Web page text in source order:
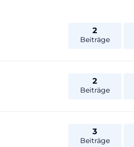
2
Beiträge
2
Beiträge
3
Beiträge